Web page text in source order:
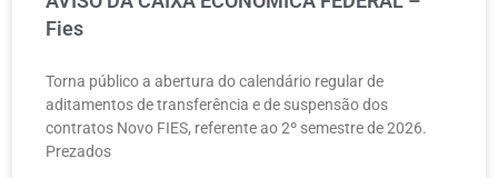
Fies
Torna público a abertura do calendário regular de
aditamentos de transferência e de suspensão dos
contratos Novo FIES, referente ao 2º semestre de 2026.
Prezados